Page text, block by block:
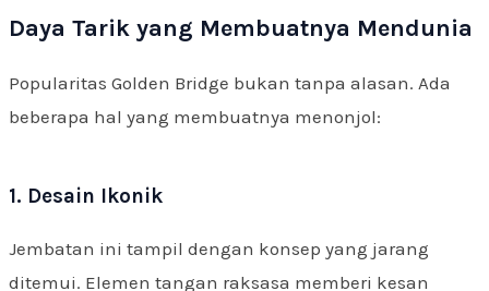
Daya Tarik yang Membuatnya Mendunia
Popularitas Golden Bridge bukan tanpa alasan. Ada
beberapa hal yang membuatnya menonjol:
1. Desain Ikonik
Jembatan ini tampil dengan konsep yang jarang
ditemui. Elemen tangan raksasa memberi kesan